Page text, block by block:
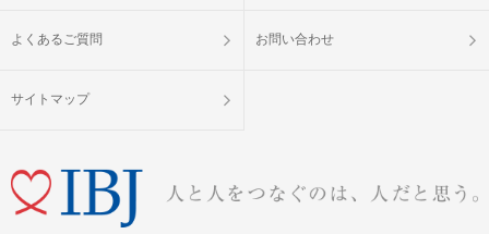
よくあるご質問 お問い合わせ
サイトマップ